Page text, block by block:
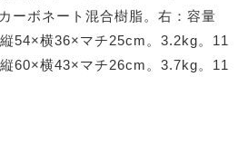
ーボネート混合樹脂。右：容量
54×横36×マチ25cm。3.2kg。11
60×横43×マチ26cm。3.7kg。11